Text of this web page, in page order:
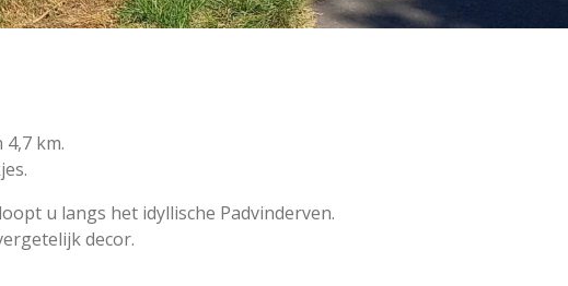
km.
u langs het idyllische Padvinderven.
decor.